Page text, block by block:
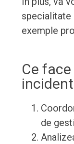
specialitate
exemple
Ce
de